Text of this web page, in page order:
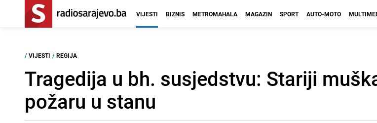
VIJESTI BIZNIS METROMAHALA MAGAZIN SPORT AUTO-MOTO
/ VIJESTI / REGIJA
Tragedija u bh. susjedstvu: Stariji
požaru u stanu